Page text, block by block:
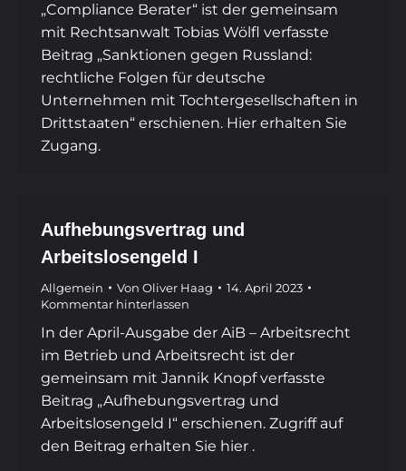
„Compliance Berater“ ist der gemeinsam
mit Rechtsanwalt Tobias Wölfl verfasste
Beitrag „Sanktionen gegen Russland:
rechtliche Folgen für deutsche
Unternehmen mit Tochtergesellschaften in
Drittstaaten“ erschienen. Hier erhalten Sie
Zugang.
Aufhebungsvertrag und
Arbeitslosengeld I
Allgemein Von Oliver Haag
14. April 2023
Kommentar hinterlassen
In der April-Ausgabe der AiB – Arbeitsrecht
im Betrieb und Arbeitsrecht ist der
gemeinsam mit Jannik Knopf verfasste
Beitrag „Aufhebungsvertrag und
Arbeitslosengeld I“ erschienen. Zugriff auf
den Beitrag erhalten Sie hier .